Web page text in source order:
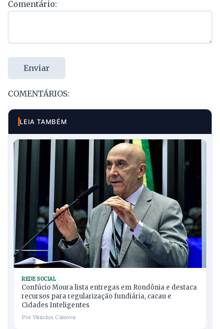
Comentário:
Enviar
COMENTÁRIOS:
LEIA TAMBÉM
REDE SOCIAL
Confúcio Moura lista entregas em Rondônia e destaca
recursos para regularização fundiária, cacau e
Cidades Inteligentes
Por Vinicius Canova